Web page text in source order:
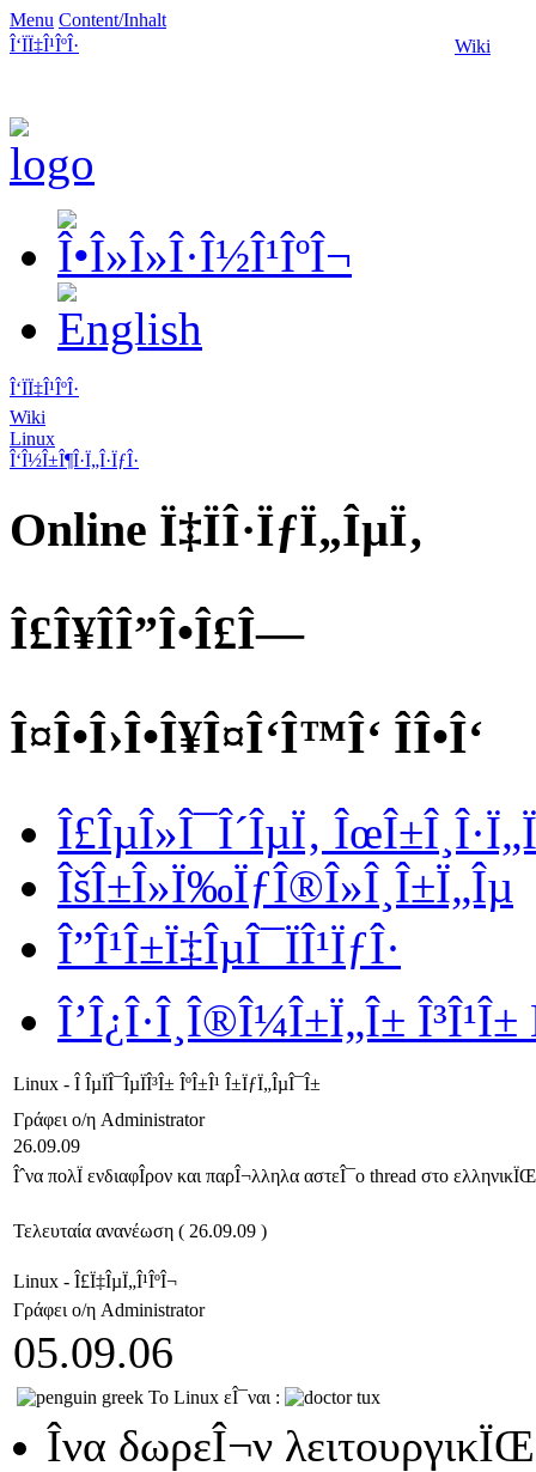
Menu Content/Inhalt
Î‘ÏÏ‡Î¹ÎºÎ·
Wiki
Î‘ÏÏ‡Î¹ÎºÎ·
Wiki
Linux
Î‘Î½Î±Î¶Î·Ï„Î·ÏƒÎ·
Online Ï‡ÏÎ·ÏƒÏ„ÎµÏ‚
Î£Î¥ÎÎ”Î•Î£Î—
Î¤Î•Î›Î•Î¥Î¤Î‘Î™Î‘ ÎÎ•Î‘
Î£ÎµÎ»Î¯Î´ÎµÏ‚
ÎšÎ±Î»Ï‰ÏƒÎ®Î»Î¸Î±Ï„Îµ
Î”Î¹Î±Ï‡ÎµÎ¯ÏÎ¹ÏƒÎ·
Î’Î¿Î·Î¸Î®Î¼Î±Ï„Î± Î³Î¹Î±
Linux - Î ÎµÏÎ¯ÎµÏÎ³Î± ÎºÎ±Î¹ Î±ÏƒÏ„ÎµÎ¯Î±
Γράφει ο/η Administrator
26.09.09
Îˆνα πολÏ ενδιαφÎ­ρον και παρÎ¬λληλα αστεÎ¯ο thread στο
Τελευταία ανανέωση ( 26.09.09 )
Linux - Î£Ï‡ÎµÏ„Î¹ÎºÎ¬
Γράφει ο/η Administrator
05.09.06
Το Linux εÎ¯ναι :
Î­να δωρεÎ¬ν